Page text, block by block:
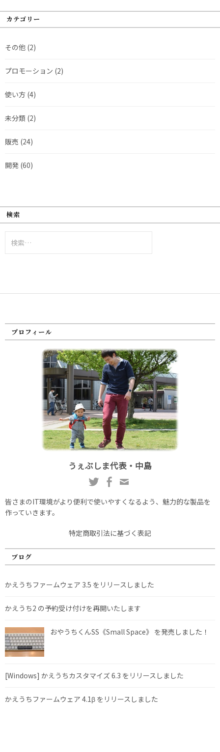
カテゴリー
その他 (2)
プロモーション (2)
使い方 (4)
未分類 (2)
販売 (24)
開発 (60)
検索
索:
プロフィール
うぇぶしま代表・中島
皆さまのIT環境がより便利で使いやすくなるよう、魅力的な製品を
作っていきます。
特定商取引法に基づく表記
ブログ
かえうちファームウェア 3.5 をリリースしました
かえうち2 の予約受け付けを再開いたします
おやうちくんSS《Small Space》 を発売しました！
[Windows] かえうちカスタマイズ 6.3 をリリースしました
かえうちファームウェア 4.1β をリリースしました